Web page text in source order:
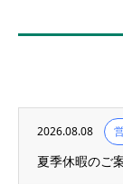
2026.08.08
夏季休暇のご